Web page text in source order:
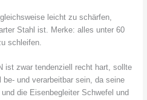
leicht zu schärfen,
Stahl ist. Merke: alles unter 60
schleifen.
ist zwar tendenziell recht hart, sollte
und verarbeitbar sein, da seine
die Eisenbegleiter Schwefel und